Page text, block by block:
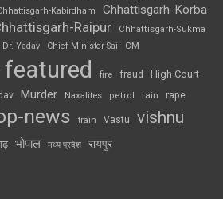
Kabirdham Chhattisgarh-Korba
Raipur
Chhattisgarh-Sukma
Yadav Chief Minister Sai CM
featured fire fraud High Court
Murder Naxalites petrol rain rape
news train Vastu vishnu
भोपाल मध्य प्रदेश रायपुर